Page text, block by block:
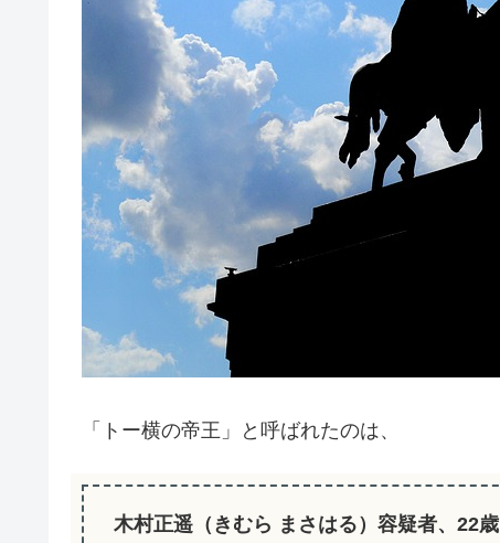
「トー横の帝王」と呼ばれたのは、
木村正遥（きむら まさはる）容疑者、22歳